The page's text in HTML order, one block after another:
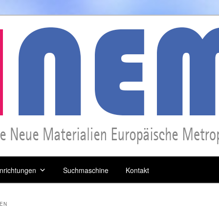
Suchmaschine Kontakt